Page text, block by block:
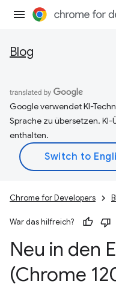
Blog
Google verwendet KI-
Sprache zu übersetzen.
enthalten.
Chrome for Developers
War das hilfreich?
Neu in den
(Chrome